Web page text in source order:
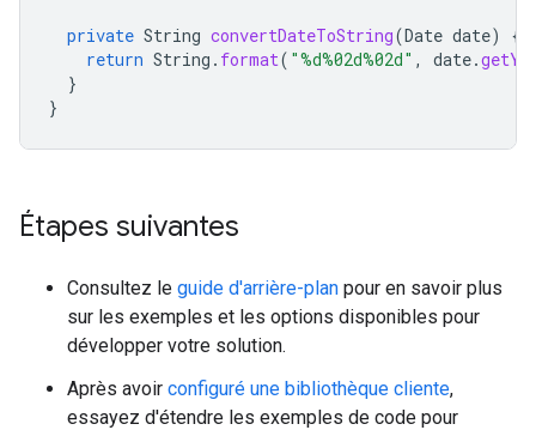
private String convertDateToString(Date date)
{
return String . format( "%d%02d%02d" , date.
}
}
Étapes suivantes
Consultez le guide d'arrière-plan pour en savoir plus
sur les exemples et les options disponibles pour
développer votre solution.
Après avoir configuré une bibliothèque cliente,
essayez d'étendre les exemples de code pour